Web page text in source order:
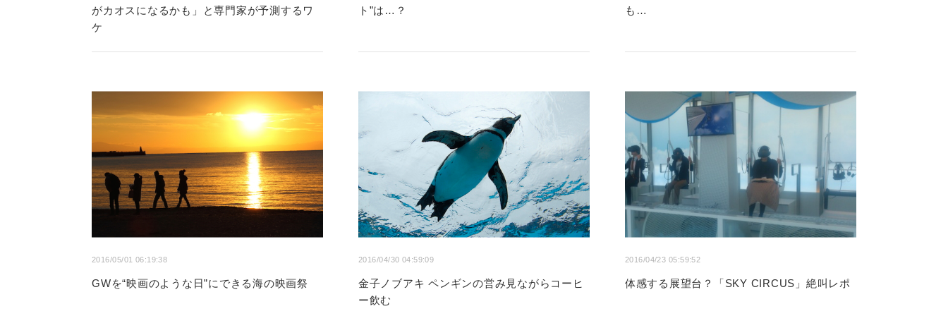
がカオスになるかも」と専門家が予測するワ
ケ
ト”は…？ も…
2016/05/01 06:19:38
GWを“映画のような日”にできる海の映画祭
2016/04/30 04:59:09
金子ノブアキ ペンギンの営み見ながらコーヒ
ー飲む
2016/04/23 05:59:52
体感する展望台？「SKY CIRCUS」絶叫レポ